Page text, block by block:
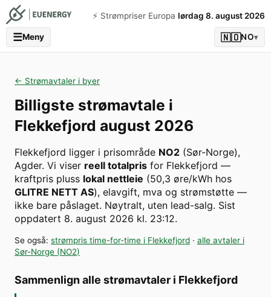
⚡️ Strømpriser Europa lørdag 8. august 2026
☰Meny 🇳🇴NO▾
← Strømavtaler i byer
Billigste strømavtale i
Flekkefjord august 2026
Flekkefjord ligger i prisområde NO2 (Sør-Norge),
Agder. Vi viser reell totalpris for Flekkefjord —
kraftpris pluss lokal nettleie (50,3 øre/kWh hos
GLITRE NETT AS), elavgift, mva og strømstøtte —
ikke bare påslaget. Nøytralt, uten lead-salg. Sist
oppdatert 8. august 2026 kl. 23:12.
Se også: strømpris time-for-time i Flekkefjord · alle avtaler i
Sør-Norge (NO2)
Sammenlign alle strømavtaler i Flekkefjord